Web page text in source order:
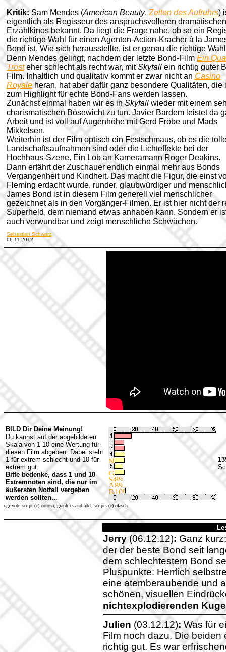
Kritik: Sam Mendes (American Beauty, Zeiten des Aufruhrs)
eigentlich als Regisseur des anspruchsvolleren dramatischen
Erzählkinos bekannt. Da liegt die Frage nahe, ob so ein
die richtige Wahl für einen Agenten-Action-Kracher à la
Bond ist. Wie sich herausstellte, ist er genau die richtige
Denn Mendes gelingt, nachdem der letzte Bond-Film Ein
Trosteher schlecht als recht war, mitSkyfall ein richtig guter
Film. Inhaltlich und qualitativ kommt er zwar nicht an Casino
Royale heran, hat aber dafür ganz besondere Qualitäten, die
zum Highlight für echte Bond-Fans werden lassen.
Zunächst einmal haben wir es inSkyfall wieder mit einem
charismatischen Bösewicht zu tun. Javier Bardem leistet da
Arbeit und ist voll auf Augenhöhe mit Gerd Fröbe und Mads
Mikkelsen.
Weiterhin ist der Film optisch ein Festschmaus, ob es die
Landschaftsaufnahmen sind oder die Lichteffekte bei der
Hochhaus-Szene. Ein Lob an Kameramann Roger Deakins.
Dann erfährt der Zuschauer endlich einmal mehr aus Bonds
Vergangenheit und Kindheit. Das macht die Figur, die einst
Fleming erdacht wurde, runder, glaubwürdiger und
James Bond ist in diesem Film generell viel menschlicher
gezeichnet als in den Vorgänger-Filmen. Er ist hier nicht der
Superheld, dem niemand etwas anhaben kann. Sondern er
auch verwundbar und zeigt menschliche Schwächen.
Sebastian Schwarz
06.11.2012
BILD Dir Deine Meinung!
Du kannst auf der abgebildeten
Skala von 1-10 eine Wertung für
diesen Film abgeben. Dabei steht
1 für extrem schlecht und 10 für
extrem gut.
Bitte bedenke, dass 1 und 10
Extremnoten sind, die nur im
äußersten Notfall vergeben
werden sollten...
cgi-vote script (c) corona, graphics and add. scripts (c) olasch
Jerry(06.12.12): Ganz
der der beste Bond seit
dem schlechtestem Bond
Pluspunkte: Herrlich
eine atemberaubende und
schönen, visuellen
nichtexplodierenden
Julien (03.12.12): Was für
Film noch dazu. Die beiden
richtig gut. Es war